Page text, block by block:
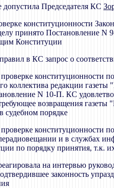
Председателя КС
конституционности
принято Постановление N
Конституции
в КС запрос о
конституционности
коллектива редакции
N 10-П. КС
возвращения газеты
судебном порядке
конституционности
и в службах
по порядку принятия, т.к.
на интервью
законность